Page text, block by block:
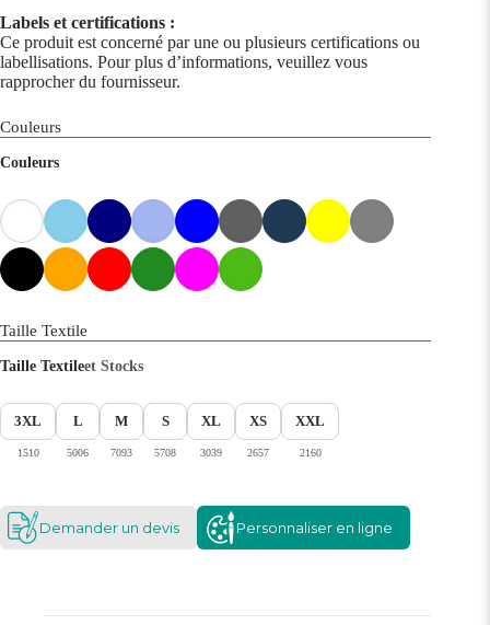
Labels et certifications :
Ce produit est concerné par une ou plusieurs certifications ou
labellisations. Pour plus d’informations, veuillez vous
rapprocher du fournisseur.
Couleurs
Couleurs
Taille Textile
Taille Textileet Stocks
3XL
1510
L
5006
M
7093
S
5708
XL
3039
XS
2657
XXL
2160
Demander un devis Personnaliser en ligne